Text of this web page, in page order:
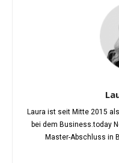
Laura ist seit Mitte 2015
bei dem Business.today
Master-Abschluss in